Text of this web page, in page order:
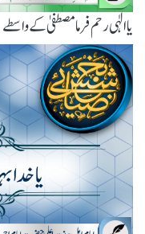
یاالٰہی رحم فرما مصطفیٰ کے واسطے